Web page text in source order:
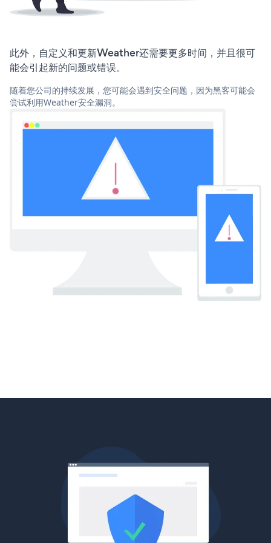
此外，自定义和更新Weather还需要更多时间，并且很可
能会引起新的问题或错误。
随着您公司的持续发展，您可能会遇到安全问题，因为黑客可能会
尝试利用Weather安全漏洞。